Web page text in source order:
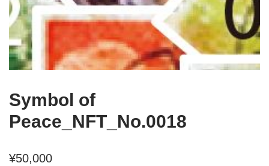
Symbol of
Peace_NFT_No.0018
¥50,000